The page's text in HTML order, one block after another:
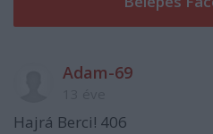
Adam-69
Hajrá Berci! 406